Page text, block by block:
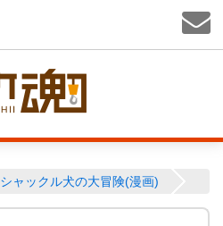
シャックル犬の大冒険(漫画)